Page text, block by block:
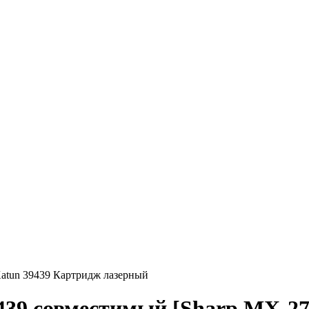
39439 Картридж лазерный